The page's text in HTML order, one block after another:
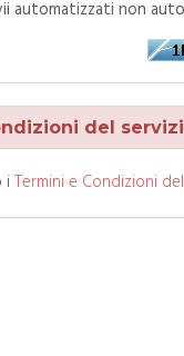
automatizzati non
del
i Termini e Condizioni